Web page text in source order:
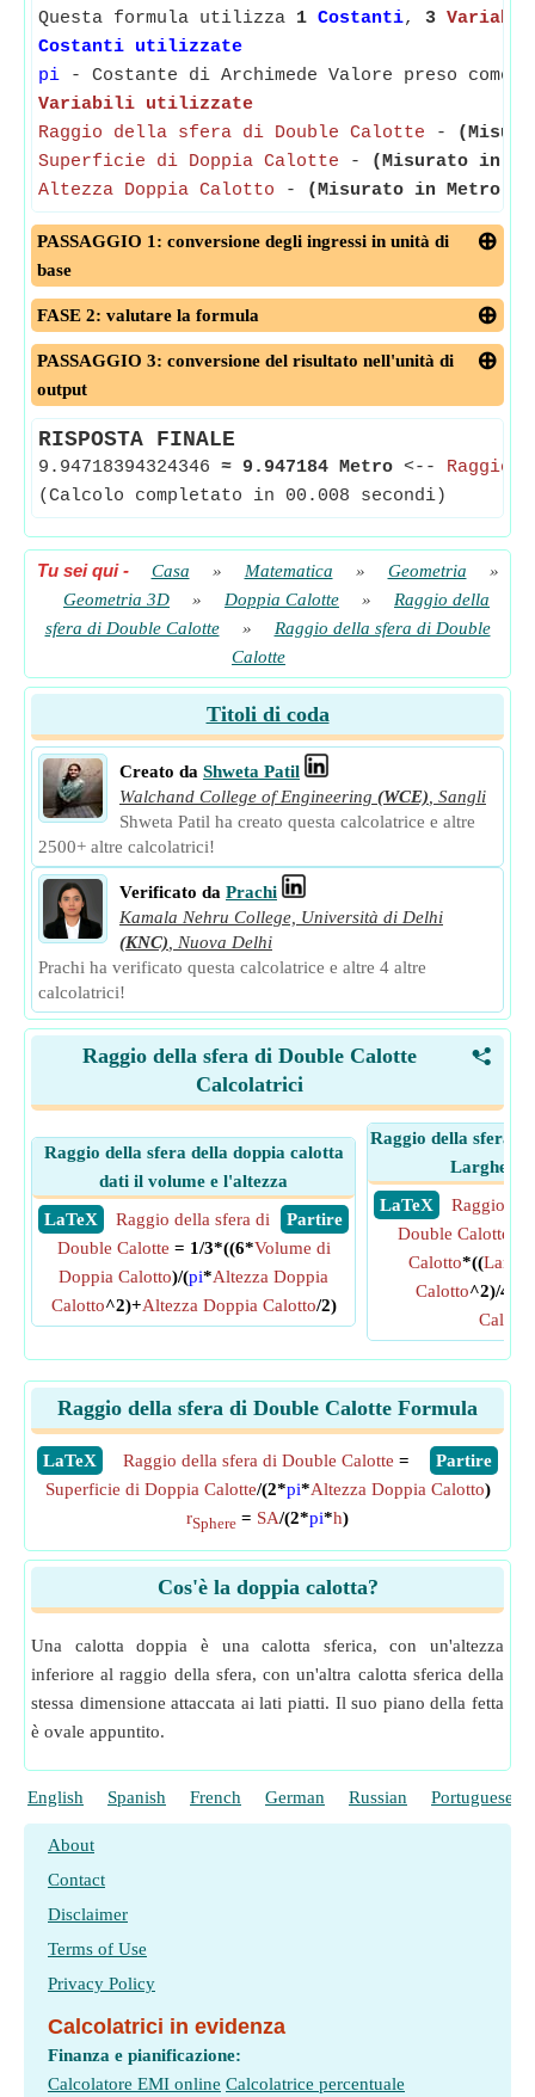
Questa formula utilizza 1 Costanti, 3
Costanti utilizzate
pi - Costante di Archimede Valore preso come
Variabili utilizzate
Raggio della sfera di Double Calotte -
Superficie di Doppia Calotte -
(Misurato in
Altezza Doppia Calotto - (Misurato in Metro)
PASSAGGIO 1: conversione degli ingressi in unità di
base
FASE 2: valutare la formula
PASSAGGIO 3: conversione del risultato nell'unità di
output
RISPOSTA FINALE
9.94718394324346 ≈ 9.947184 Metro <-- Raggio
(Calcolo completato in 00.008 secondi)
Tu sei qui- Casa » Matematica » Geometria
»
Geometria 3D
» Doppia Calotte »
Raggio della
sfera di Double Calotte
»
Raggio della sfera di Double
Calotte
Titoli di coda
Creato da Shweta Patil
Walchand College of Engineering (WCE) Sangli
Shweta Patil ha creato questa calcolatrice e altre
2500+ altre calcolatrici!
Verificato da Prachi
Kamala Nehru College, Università di Delhi
(KNC)
Nuova Delhi
Prachi ha verificato questa calcolatrice e altre 4 altre
calcolatrici!
<
Raggio della sfera di Double Calotte
Calcolatrici
Raggio della sfera della doppia calotta
dati il volume e l'altezza
​ LaTeX
​ Partire
Raggio della sfera di
Double Calotte = 1/3*((6*Volume di
Doppia Calotto)/(pi*Altezza Doppia
Calotto^2)+Altezza Doppia Calotto/2)
Raggio della sfera
​ LaTeX
Raggio
Double Calotte
Calotto*((
Calotto^2)/4+(
Calotto
Raggio della sfera di Double Calotte Formula
​LaTeX ​Partire
Raggio della sfera di Double Calotte =
Superficie di Doppia Calotte/(2*pi*Altezza Doppia Calotto)
rSphere = SA/(2*pi*h)
Cos'è la doppia calotta?
Una calotta doppia è una calotta sferica, con un'altezza
inferiore al raggio della sfera, con un'altra calotta sferica della
stessa dimensione attaccata ai lati piatti. Il suo piano della fetta
è ovale appuntito.
English Spanish French German Russian Portuguese
About
Contact
Disclaimer
Terms of Use
Privacy Policy
Calcolatrici in evidenza
Finanza e pianificazione:
Calcolatore EMI online Calcolatrice percentuale